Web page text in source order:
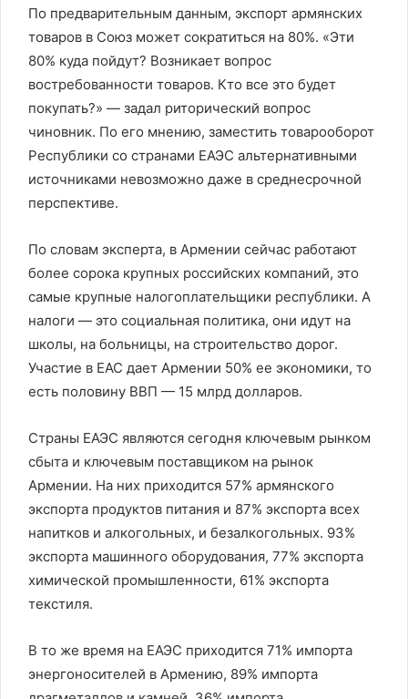
По предварительным данным, экспорт армянских
товаров в Союз может сократиться на 80%. «Эти
80% куда пойдут? Возникает вопрос
востребованности товаров. Кто все это будет
покупать?» — задал риторический вопрос
чиновник. По его мнению, заместить товарооборот
Республики со странами ЕАЭС альтернативными
источниками невозможно даже в среднесрочной
перспективе.
По словам эксперта, в Армении сейчас работают
более сорока крупных российских компаний, это
самые крупные налогоплательщики республики. А
налоги — это социальная политика, они идут на
школы, на больницы, на строительство дорог.
Участие в ЕАС дает Армении 50% ее экономики, то
есть половину ВВП — 15 млрд долларов.
Страны ЕАЭС являются сегодня ключевым рынком
сбыта и ключевым поставщиком на рынок
Армении. На них приходится 57% армянского
экспорта продуктов питания и 87% экспорта всех
напитков и алкогольных, и безалкогольных. 93%
экспорта машинного оборудования, 77% экспорта
химической промышленности, 61% экспорта
текстиля.
В то же время на ЕАЭС приходится 71% импорта
энергоносителей в Армению, 89% импорта